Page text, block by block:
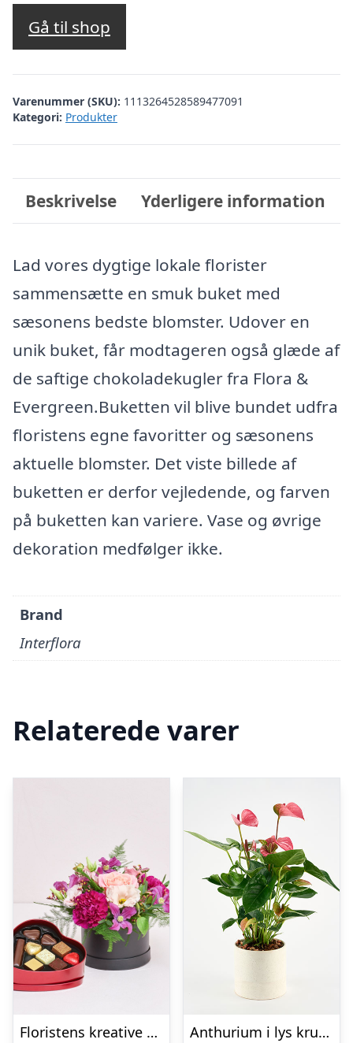
Gå til shop
Varenummer (SKU): 1113264528589477091
Kategori: Produkter
Beskrivelse Yderligere information
Lad vores dygtige lokale florister
sammensætte en smuk buket med
sæsonens bedste blomster. Udover en
unik buket, får modtageren også glæde af
de saftige chokoladekugler fra Flora &
Evergreen.Buketten vil blive bundet udfra
floristens egne favoritter og sæsonens
aktuelle blomster. Det viste billede af
buketten er derfor vejledende, og farven
på buketten kan variere. Vase og øvrige
dekoration medfølger ikke.
Brand
Interflora
Relaterede varer
Floristens kreative valg i æske med chokoladehjerte
Anthurium i lys krukke – Send blomster med Bloomit